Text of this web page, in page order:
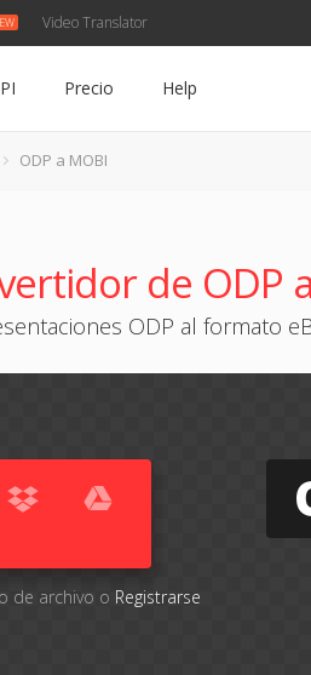
Video Translator
Precio Help
ODP a MOBI
de ODP
ODP al formato
de archivo o Registrarse